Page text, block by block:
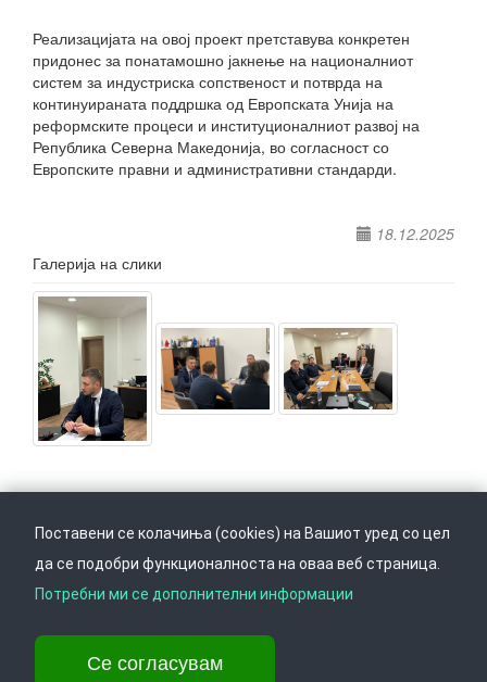
Реализацијата на овој проект претставува конкретен
придонес за понатамошно јакнење на националниот
систем за индустриска сопственост и потврда на
континуираната поддршка од Европската Унија на
реформските процеси и институционалниот развој на
Република Северна Македонија, во согласност со
Европските правни и административни стандарди.
18.12.2025
Галерија на слики
Врати се горе Следете не на
Поставени се колачиња (cookies) на Вашиот уред со цел
да се подобри функционалноста на оваа веб страница.
Потребни ми се дополнителни информации
Се согласувам